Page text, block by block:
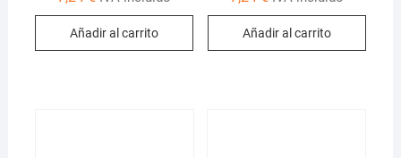
Añadir al carrito Añadir al carrito